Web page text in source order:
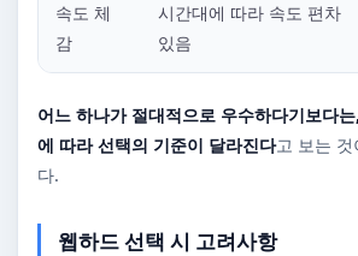
속도 체
감
시간대에 따라 속도 편차
있음
어느 하나가 절대적으로 우수하다기보다
에 따라 선택의 기준이 달라진다고 보는 것
다.
웹하드 선택 시 고려사항